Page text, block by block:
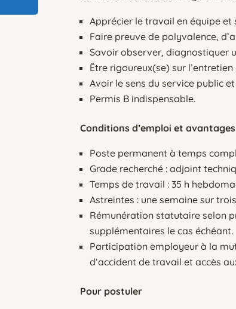
Apprécier le travail en équipe
Faire preuve de polyvalence,
Savoir observer, diagnostiquer
Être rigoureux(se) sur
Avoir le sens du service public
Permis B indispensable.
Conditions d’emploi et avantages
Poste permanent à temps
Grade recherché : adjoint
Temps de travail : 35 h
Astreintes : une semaine sur
Rémunération statutaire selon
supplémentaires le cas échéant.
Participation employeur à la
d’accident de travail et accès
Pour postuler